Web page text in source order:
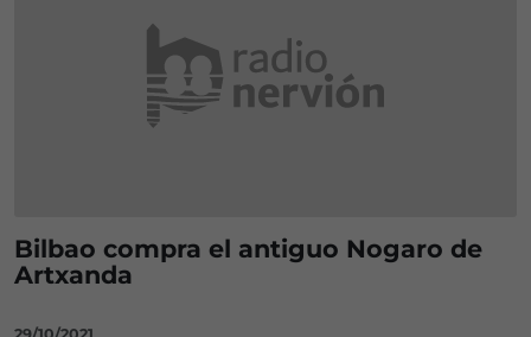
Bilbao compra el antiguo Nogaro de
Artxanda
29/10/2021